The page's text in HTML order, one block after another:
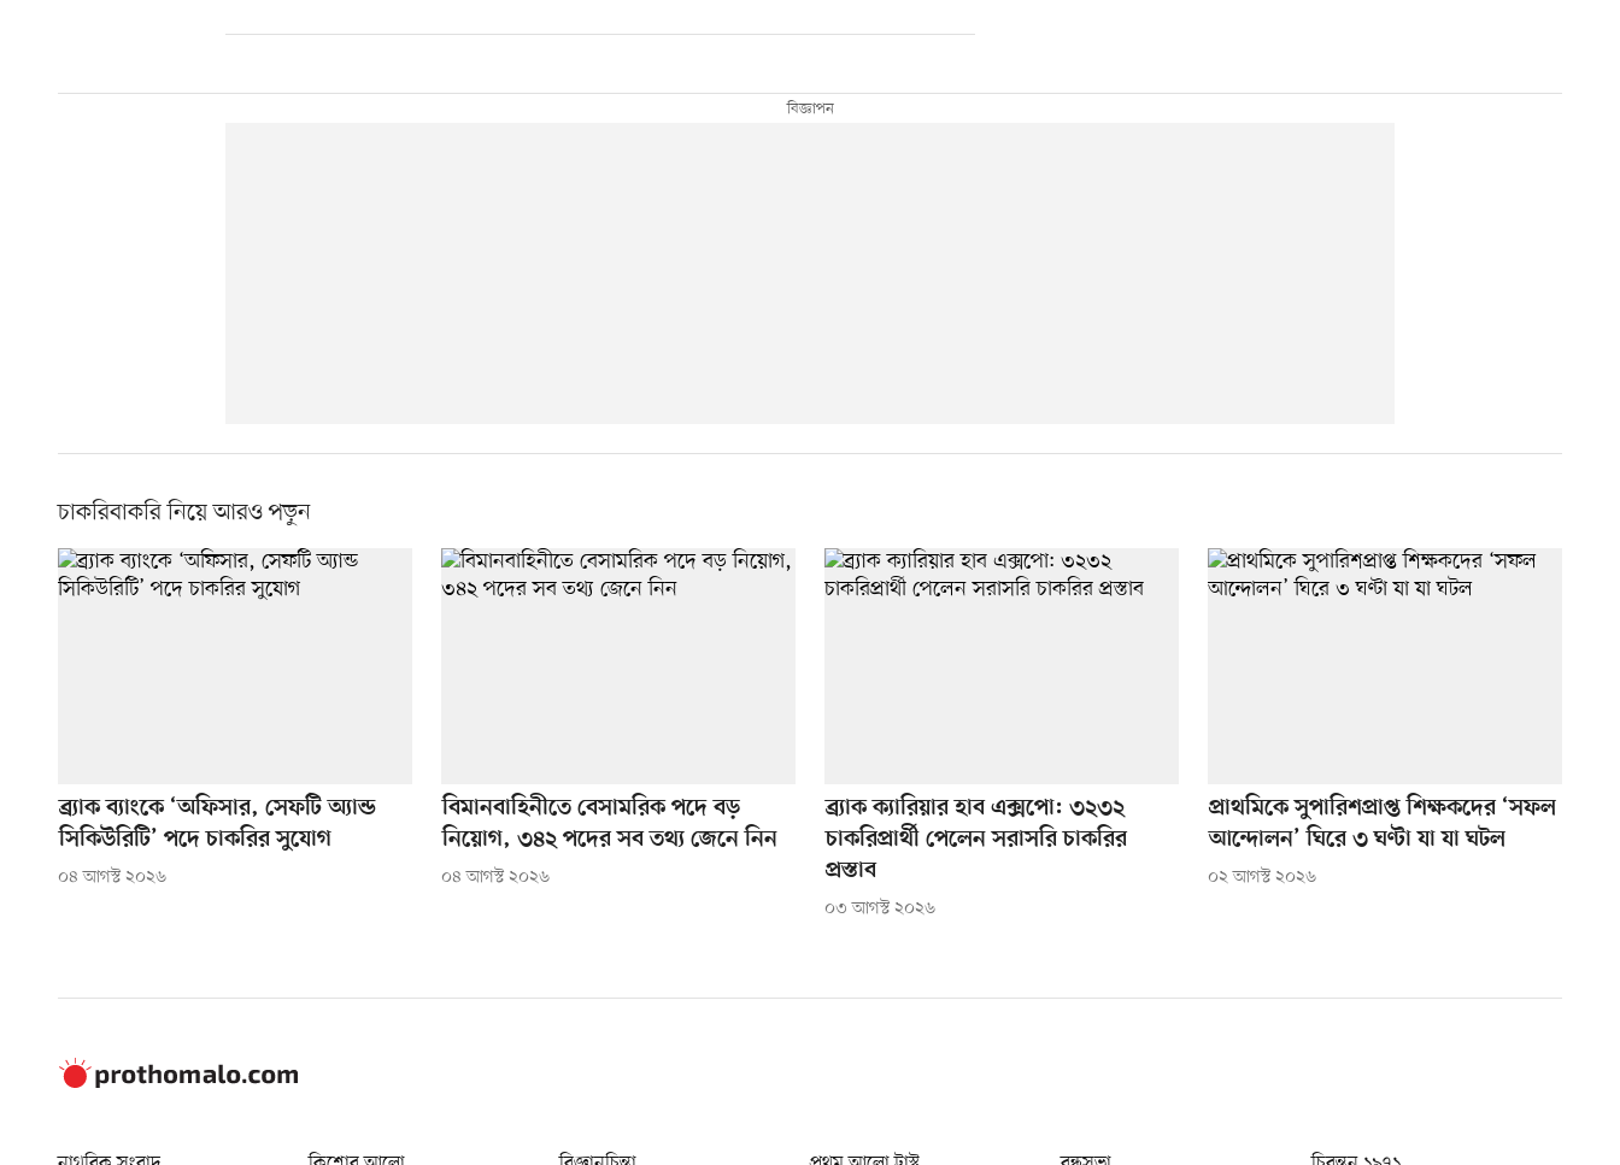
চাকরিবাকরি নিয়ে আরও পড়ুন
ব্র্যাক ব্যাংকে ‘অফিসার, সেফটি অ্যান্ড
সিকিউরিটি’ পদে চাকরির সুযোগ
০৪ আগস্ট ২০২৬
বিমানবাহিনীতে বেসামরিক পদে বড়
নিয়োগ, ৩৪২ পদের সব তথ্য জেনে নিন
০৪ আগস্ট ২০২৬
ব্র্যাক ক্যারিয়ার হাব এক্সপো: ৩২৩২
চাকরিপ্রার্থী পেলেন সরাসরি চাকরির
প্রস্তাব
০৩ আগস্ট ২০২৬
প্রাথমিকে সুপারিশপ্রাপ্ত শিক্ষকদের ‘সফল
আন্দোলন’ ঘিরে ৩ ঘণ্টা যা যা ঘটল
০২ আগস্ট ২০২৬